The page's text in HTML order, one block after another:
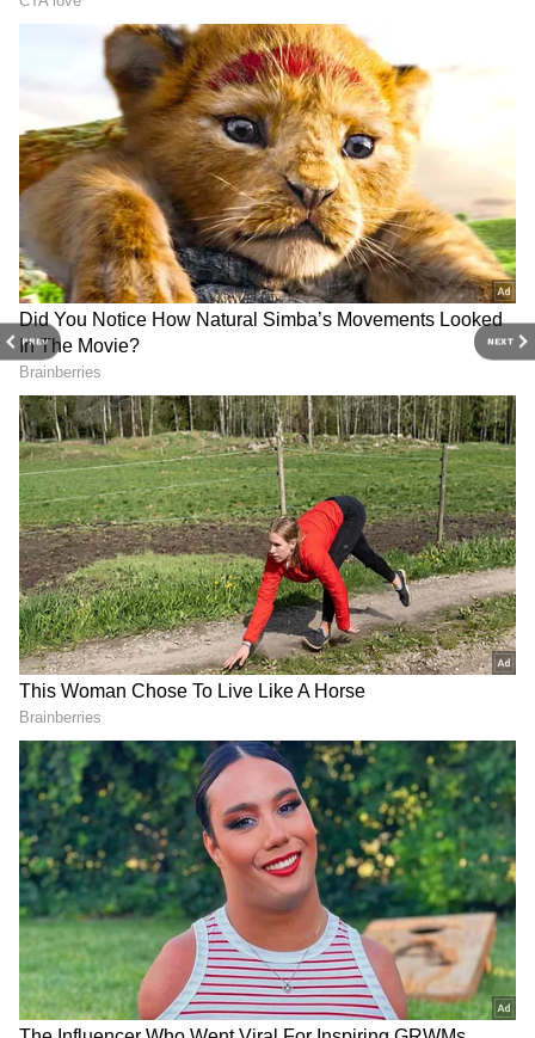
PREV NEXT
పెరుగుతుంది. సమాజంలో మంచి గుర్తింపు లభిస్తుంది. తమ
కుటుంబ సభ్యులతో ఆనందంగా గడుపుతారు. మీరు చేసిన
పనికి గుర్తింపు లభిస్తుంది. లైఫ్ లో ఇప్పటి వరకు ఇంత
ఆనందం చూడలేదా అన్నట్లుగా జీవితం మారుతుంది.
అంతేకాకుండా అనేక మార్గాల నుంచి డబ్బు కూడా వస్తుంది.
Related Articles
Tripushkara Yoga: జూన్ 16 తర్వాత ఈ 4 రాశుల
వారికి ధన వర్షమే, అదృష్టం తోడుగా నిలుస్తుంది..!
Guru Gochar: ఐదు నెలలు ఈ రాశులకు తిరుగు
లేదు, గురు ఆశీర్వాదంతో ప్రమోషన్ పక్కా, ఫుల్ పైసల్
3
Image Credit :Getty
కర్కాటక రాశి...
ఈ మూడు గ్రహాల అరుదైన కలయిక కర్కాటక రాశిలోనే